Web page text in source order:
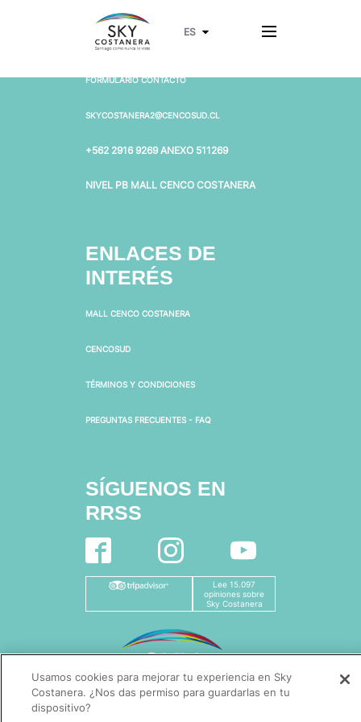
CONTÁCTANOS
FORMULARIO CONTACTO
SKYCOSTANERA2@CENCOSUD.CL
+562 2916 9269 ANEXO 511269
NIVEL PB MALL CENCO COSTANERA
ENLACES DE
INTERÉS
MALL CENCO COSTANERA
CENCOSUD
TÉRMINOS Y CONDICIONES
PREGUNTAS FRECUENTES - FAQ
SÍGUENOS EN
RRSS
Lee 15.097
opiniones sobre
Sky Costanera
Usamos cookies para mejorar tu experiencia en Sky
Costanera. ¿Nos das permiso para guardarlas en tu
dispositivo?